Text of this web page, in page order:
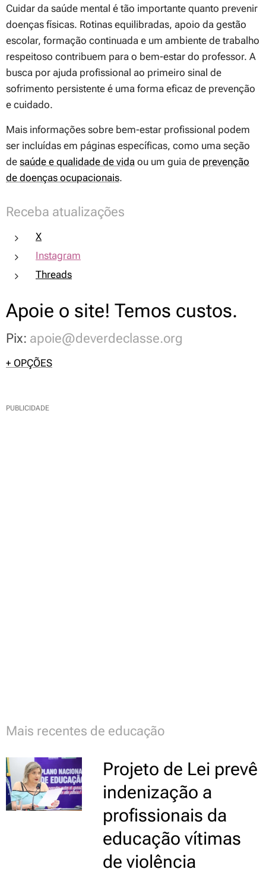
Cuidar da saúde mental é tão importante quanto prevenir
doenças físicas. Rotinas equilibradas, apoio da gestão
escolar, formação continuada e um ambiente de trabalho
respeitoso contribuem para o bem-estar do professor. A
busca por ajuda profissional ao primeiro sinal de
sofrimento persistente é uma forma eficaz de prevenção
e cuidado.
Mais informações sobre bem-estar profissional podem
ser incluídas em páginas específicas, como uma seção
de saúde e qualidade de vida ou um guia de prevenção
de doenças ocupacionais.
Receba atualizações
X
Instagram
Threads
Apoie o site! Temos custos.
Pix: apoie@deverdeclasse.org
+ OPÇÕES
PUBLICIDADE
Mais recentes de educação
Projeto de Lei prevê
indenização a
profissionais da
educação vítimas
de violência